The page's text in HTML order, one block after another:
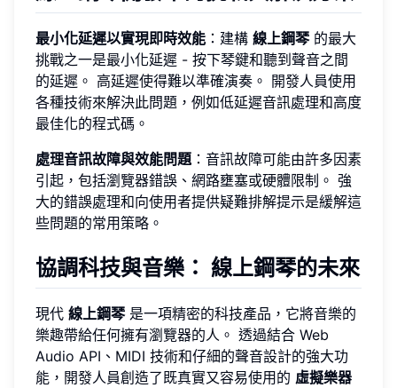
最小化延遲以實現即時效能 ：建構 線上鋼琴的最大
挑戰之一是最小化延遲 - 按下琴鍵和聽到聲音之間
的延遲。 高延遲使得難以準確演奏。 開發人員使用
各種技術來解決此問題，例如低延遲音訊處理和高度
最佳化的程式碼。
處理音訊故障與效能問題 ：音訊故障可能由許多因素
引起，包括瀏覽器錯誤、網路壅塞或硬體限制。 強
大的錯誤處理和向使用者提供疑難排解提示是緩解這
些問題的常用策略。
協調科技與音樂： 線上鋼琴的未來
現代 線上鋼琴是一項精密的科技產品，它將音樂的
樂趣帶給任何擁有瀏覽器的人。 透過結合 Web
Audio API、MIDI 技術和仔細的聲音設計的強大功
能，開發人員創造了既真實又容易使用的 虛擬樂器